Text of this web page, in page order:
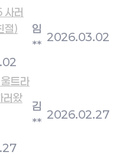
사러
절)
임
**
2026.03.02
트라
러왔
김
**
2026.02.27